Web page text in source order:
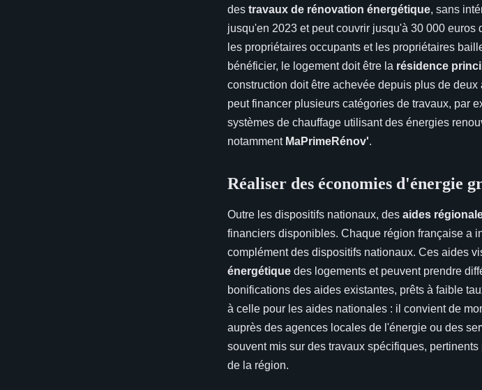
des travaux de rénovation énergétique, sans
jusqu'en 2023 et peut couvrir jusqu'à 30 000
les propriétaires occupants et les propriétaires
bénéficier, le logement doit être la résidence
construction doit être achevée depuis plus de
peut financer plusieurs catégories de travaux, par
systèmes de chauffage utilisant des énergies
notamment MaPrimeRénov'.
Réaliser des économies d'énergie
Outre les dispositifs nationaux, des aides
financiers disponibles. Chaque région française a
complément des dispositifs nationaux. Ces aides
énergétique des logements et peuvent prendre
bonifications des aides existantes, prêts à faible
à celle pour les aides nationales : il convient de
auprès des agences locales de l'énergie ou des
souvent mis sur des travaux spécifiques,
de la région.